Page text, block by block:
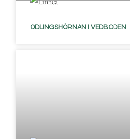
ODLINGSHÖRNAN I VEDBODEN